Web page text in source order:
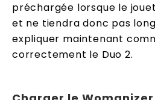
préchargée lorsque le
et ne tiendra donc pas
expliquer maintenant
correctement le Duo 2.